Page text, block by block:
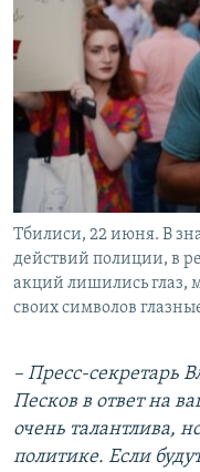
Тбилиси, 22 июня. В
действий полиции, в
акций лишились глаз,
своих символов
– Пресс-секретарь
Песков в ответ на
очень талантлива,
политике. Если